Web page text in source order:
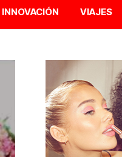
INNOVACIÓN VIAJES